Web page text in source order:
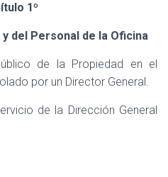
1º
del Personal de la Oficina
de la Propiedad en el
por un Director General.
de la Dirección General